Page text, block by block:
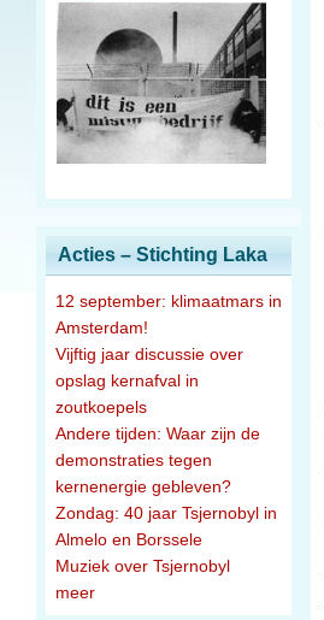
Acties – Stichting Laka
12 september: klimaatmars in
Amsterdam!
Vijftig jaar discussie over
opslag kernafval in
zoutkoepels
Andere tijden: Waar zijn de
demonstraties tegen
kernenergie gebleven?
Zondag: 40 jaar Tsjernobyl in
Almelo en Borssele
Muziek over Tsjernobyl
meer